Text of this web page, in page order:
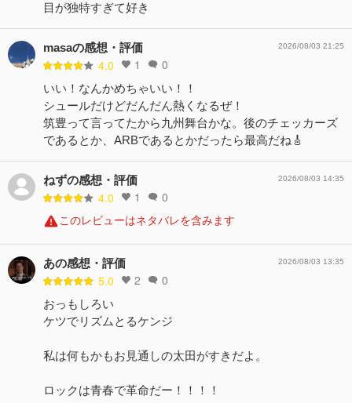
目が独特すぎて好き
masaの感想・評価
4.0 1 0
2026/08/03 21:25
いい！なんかめちゃいい！！
シュールだけどだんだん熱くなるぜ！
筑豊って言ってたから九州舞台かな。後のチェッカーズ
であるとか、ARBであるとかだったら最高だね🎸
ねずの感想・評価
4.0 1 0
2026/08/03 14:35
このレビューはネタバレを含みます
あの感想・評価
5.0 2 0
2026/08/03 13:35
おっもしろい
ケツでリズムとるケンジ
私は何もかもお見通しの太田がすきだよ。
ロックは青春で革命だー！！！！